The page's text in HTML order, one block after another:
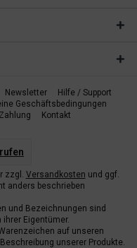
Newsletter
Hilfe / Support
Geschäftsbedingungen
Kontakt
zzgl. Versandkosten und ggf.
anders beschrieben
und Bezeichnungen sind
Eigentümer.
auf unseren
unserer Produkte.